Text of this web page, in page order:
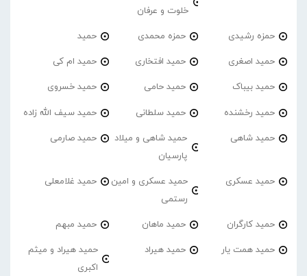
خلوت و عرفان
حمزه رشیدی حمزه محمدی حمید
حمید اصغری حمید افتخاری حمید ام کی
حمید بیباک حمید حامی حمید خسروی
حمید رخشنده حمید سلطانی حمید سیف الله زاده
حمید شاهی
حمید شاهی و میلاد
پارسیان
حمید صارمی
حمید عسکری
حمید عسکری و امین
رستمی
حمید غلامعلی
حمید کارگران حمید ماهان حمید مبهم
حمید همت یار حمید هیراد
حمید هیراد و میثم
اکبری